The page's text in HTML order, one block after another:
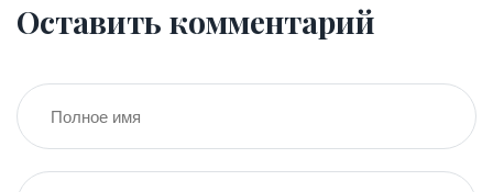
Оставить комментарий